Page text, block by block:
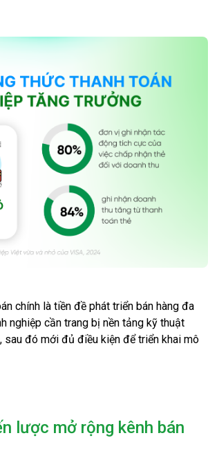
chính là tiền đề phát triển bán hàng đa
nghiệp cần trang bị nền tảng kỹ thuật
đó mới đủ điều kiện để triển khai mô
lược mở rộng kênh bán